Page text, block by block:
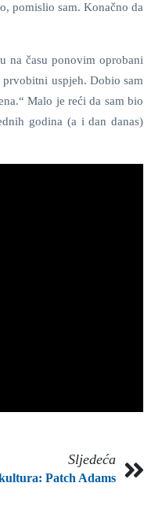
pomislio sam. Konačno da
na času ponovim oprobani
uspjeh. Dobio sam
Malo je reći da sam bio
godina (a i dan danas)
Sljedeća
Patch Adams